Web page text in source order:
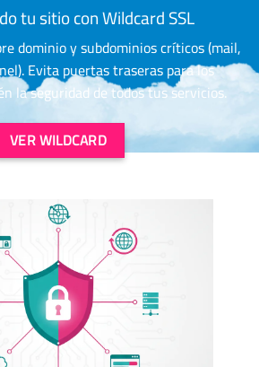
tu sitio con Wildcard SSL
dominio y subdominios críticos (mail,
Evita puertas traseras para los
la seguridad de todos tus servicios.
VER WILDCARD